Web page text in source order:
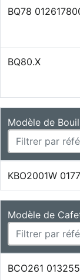
BQ78
BQ80.X
Modèle de
KBO2001W
Modèle de
BCO261